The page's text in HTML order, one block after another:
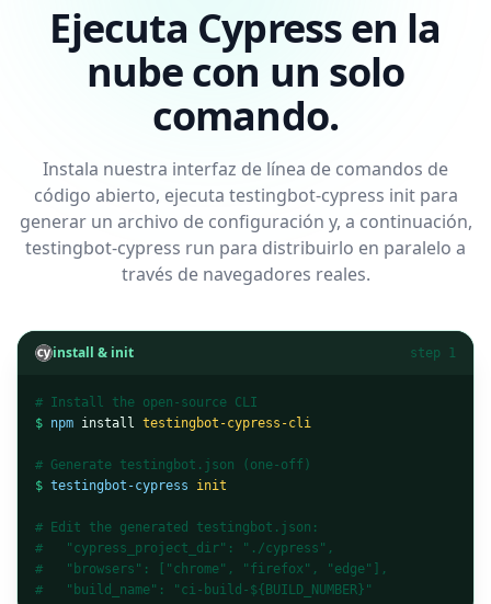
Ejecuta Cypress en la
nube con un solo
comando.
Instala nuestra interfaz de línea de comandos de
código abierto, ejecuta testingbot-cypress init para
generar un archivo de configuración y, a continuación,
testingbot-cypress run para distribuirlo en paralelo a
través de navegadores reales.
install & init step 1
# Install the open-source CLI
$ npm install testingbot-cypress-cli
# Generate testingbot.json (one-off)
$ testingbot-cypress init
# Edit the generated testingbot.json:
#   "cypress_project_dir": "./cypress",
#   "browsers": ["chrome", "firefox", "edge"],
#   "build_name": "ci-build-${BUILD_NUMBER}"